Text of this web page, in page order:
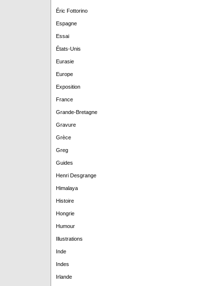
Éric Fottorino
Espagne
Essai
États-Unis
Eurasie
Europe
Exposition
France
Grande-Bretagne
Gravure
Grèce
Greg
Guides
Henri Desgrange
Himalaya
Histoire
Hongrie
Humour
Illustrations
Inde
Indes
Irlande